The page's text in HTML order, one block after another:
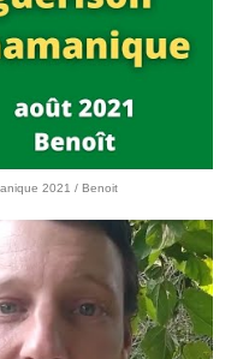
2021 / Benoit